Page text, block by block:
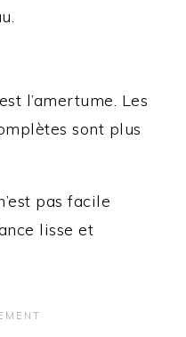
l’amertume. Les
sont plus
pas facile
lisse et